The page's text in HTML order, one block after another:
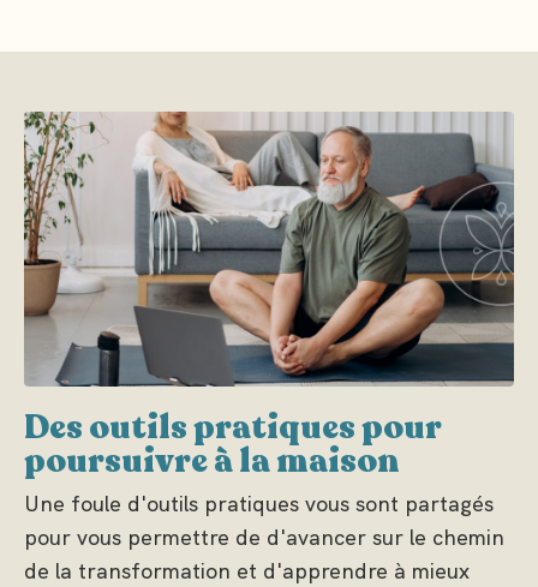
Des outils pratiques pour
poursuivre à la maison
Une foule d'outils pratiques vous sont partagés
pour vous permettre de d'avancer sur le chemin
de la transformation et d'apprendre à mieux